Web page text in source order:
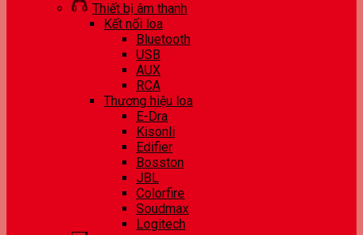
Thiết bị âm thanh
Kết nối loa
Bluetooth
USB
AUX
RCA
Thương hiệu loa
E-Dra
Kisonli
Edifier
Bosston
JBL
Colorfire
Soudmax
Logitech